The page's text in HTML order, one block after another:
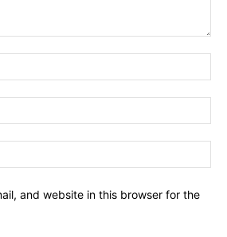
and website in this browser for the